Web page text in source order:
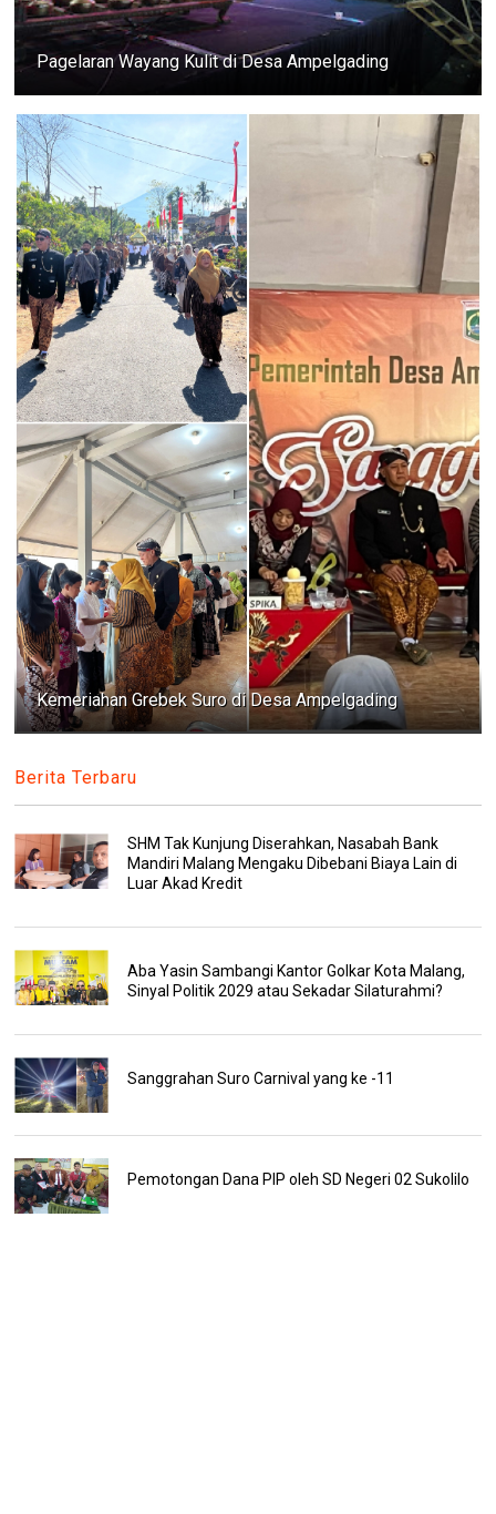
Pagelaran Wayang Kulit di Desa Ampelgading
Kemeriahan Grebek Suro di Desa Ampelgading
Berita Terbaru
SHM Tak Kunjung Diserahkan, Nasabah Bank
Mandiri Malang Mengaku Dibebani Biaya Lain di
Luar Akad Kredit
Aba Yasin Sambangi Kantor Golkar Kota Malang,
Sinyal Politik 2029 atau Sekadar Silaturahmi?
Sanggrahan Suro Carnival yang ke -11
Pemotongan Dana PIP oleh SD Negeri 02 Sukolilo